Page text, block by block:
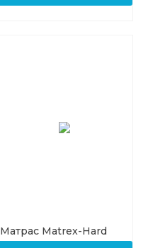
Матрас Matrex-Hard